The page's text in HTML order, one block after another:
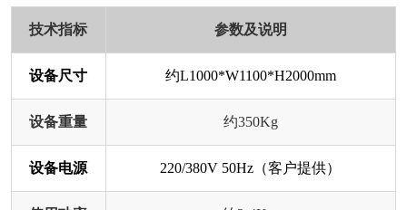
技术指标 参数及说明
设备尺寸 约L1000*W1100*H2000mm
设备重量 约350Kg
设备电源 220/380V 50Hz（客户提供）